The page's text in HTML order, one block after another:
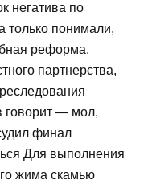
негатива по
только понимали,
реформа,
партнерства,
говорит — мол,
финал
Для выполнения
жима скамью